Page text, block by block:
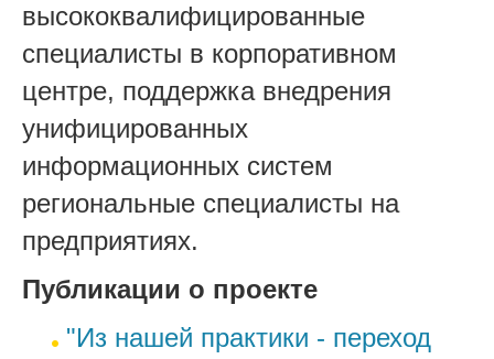
высококвалифицированные
специалисты в корпоративном
центре, поддержка внедрения
унифицированных
информационных систем
региональные специалисты на
предприятиях.
Публикации о проекте
"Из нашей практики - переход